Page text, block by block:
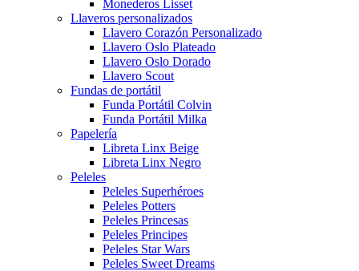
Monederos Lisset
Llaveros personalizados
Llavero Corazón Personalizado
Llavero Oslo Plateado
Llavero Oslo Dorado
Llavero Scout
Fundas de portátil
Funda Portátil Colvin
Funda Portátil Milka
Papelería
Libreta Linx Beige
Libreta Linx Negro
Peleles
Peleles Superhéroes
Peleles Potters
Peleles Princesas
Peleles Principes
Peleles Star Wars
Peleles Sweet Dreams